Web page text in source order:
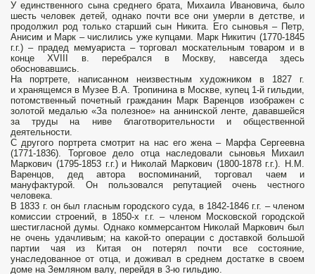
У единственного сына среднего брата, Михаила Ивановича, было
шесть человек детей, однако почти все они умерли в детстве, и
продолжил род только старший сын Никита. Его сыновья – Петр,
Анисим и Марк – числились уже купцами. Марк Никитич (1770-1845
г.г.) – прадед мемуариста – торговал москательным товаром и в
конце XVIII в. перебрался в Москву, навсегда здесь
обосновавшись.
На портрете, написанном неизвестным художником в 1827 г.
и хранящемся в Музее В.А. Тропинина в Москве, купец 1-й гильдии,
потомственный почетный гражданин Марк Варенцов изображен с
золотой медалью «За полезное» на аннинской ленте, дававшейся
за труды на ниве благотворительности и общественной
деятельности.
С другого портрета смотрит на нас его жена – Марфа Сергеевна
(1771-1836). Торговое дело отца наследовали сыновья Михаил
Маркович (1795-1853 г.г.) и Николай Маркович (1800-1878 г.г.). Н.М.
Варенцов, дед автора воспоминаний, торговал чаем и
мануфактурой. Он пользовался репутацией очень честного
человека.
В 1833 г. он был гласным городского суда, в 1842-1846 г.г. – членом
комиссии строений, в 1850-х г.г. – членом Московской городской
шестигласной думы. Однако коммерсантом Николай Маркович был
не очень удачливым; на какой-то операции с доставкой большой
партии чая из Китая он потерял почти все состояние,
унаследованное от отца, и доживал в среднем достатке в своем
доме на Земляном валу, перейдя в 3-ю гильдию.